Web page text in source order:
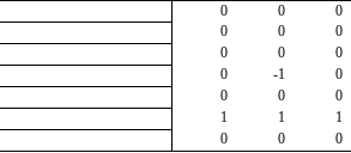
0 0
0
0 0
0
0 0
0
0 -1
0
0 0
0
1 1
1
0 0 0